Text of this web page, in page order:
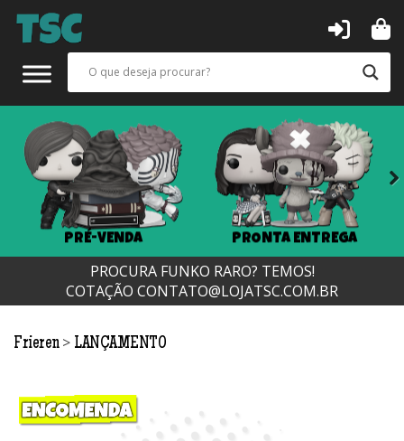
PRÉ-VENDA PRONTA ENTREGA
PROCURA FUNKO RARO? TEMOS!
COTAÇÃO CONTATO@LOJATSC.COM.BR
Frieren > LANÇAMENTO